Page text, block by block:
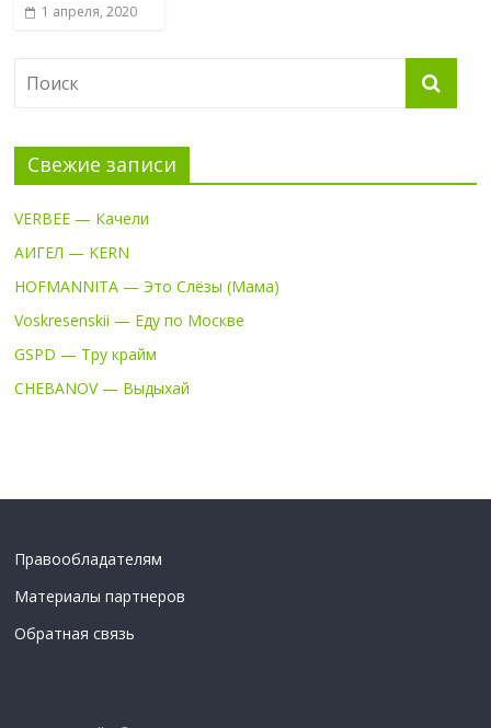
1 апреля, 2020
Свежие записи
VERBEE — Качели
АИГЕЛ — KERN
HOFMANNITA — Это Слёзы (Мама)
Voskresenskii — Еду по Москве
GSPD — Тру крайм
CHEBANOV — Выдыхай
Правообладателям
Материалы партнеров
Обратная связь